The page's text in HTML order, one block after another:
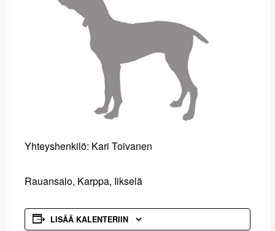
Yhteyshenkilö: Kari Toivanen
Rauansalo, Karppa, Iikselä
LISÄÄ KALENTERIIN